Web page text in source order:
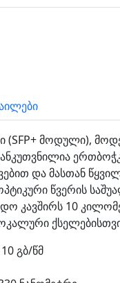
(SFP+ მოდული),
და მასთან
წვერის
კავშირს 10
გბ/წმ